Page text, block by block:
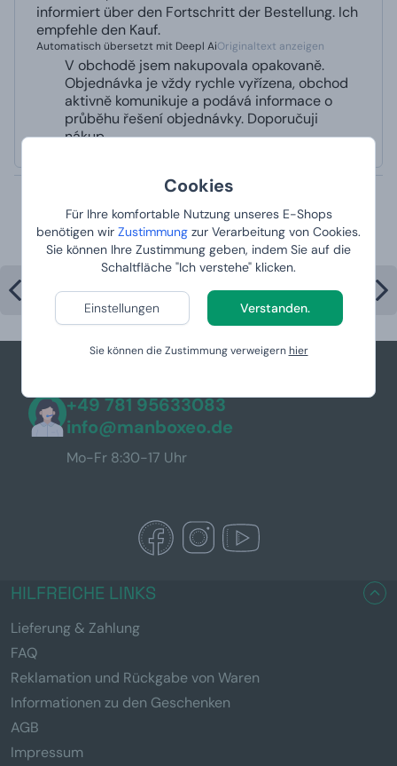
Cookies
Für Ihre komfortable Nutzung unseres E-Shops
benötigen wir Zustimmung zur Verarbeitung von Cookies.
Sie können Ihre Zustimmung geben, indem Sie auf die
Schaltfläche "Ich verstehe" klicken.
Einstellungen Verstanden.
Sie können die Zustimmung verweigernhier
informiert über den Fortschritt der Bestellung. Ich
empfehle den Kauf.
Automatisch übersetzt mit Deepl AiOriginaltext anzeigen
V obchodě jsem nakupovala opakovaně.
Objednávka je vždy rychle vyřízena, obchod
aktivně komunikuje a podává informace o
průběhu řešení objednávky. Doporučuji
nákup.
Meistverkaufte Produkte in der
Kategorie
+49 781 95633083
info@manboxeo.de
Mo-Fr 8:30-17 Uhr
HILFREICHE LINKS
Lieferung & Zahlung
FAQ
Reklamation und Rückgabe von Waren
Informationen zu den Geschenken
AGB
Impressum